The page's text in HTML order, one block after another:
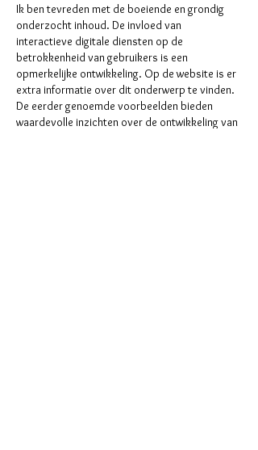
Ik ben tevreden met de boeiende en grondig
onderzocht inhoud. De invloed van
interactieve digitale diensten op de
betrokkenheid van gebruikers is een
opmerkelijke ontwikkeling. Op de website is er
extra informatie over dit onderwerp te vinden.
De eerder genoemde voorbeelden bieden
waardevolle inzichten over de ontwikkeling van